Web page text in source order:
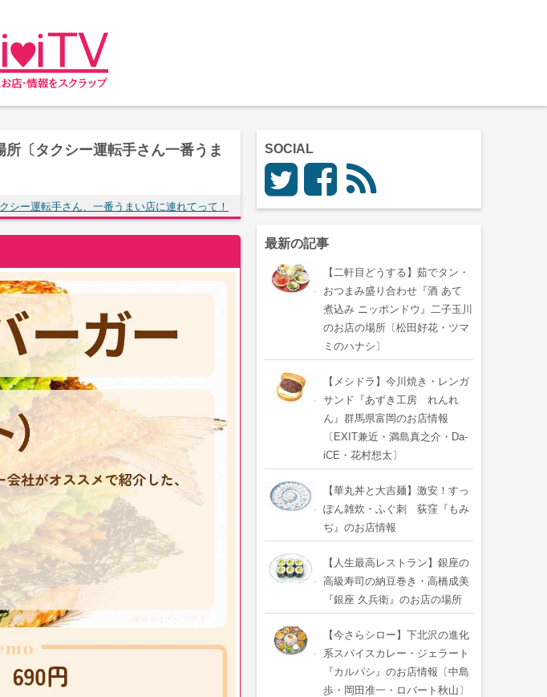
〔タクシー運転手さん一番うま
シー運転手さん、一番うまい店に連れてって！
SOCIAL
最新の記事
【二軒目どうする】茹でタン・
おつまみ盛り合わせ『酒 あて
煮込み ニッポンドウ』二子玉川
のお店の場所〔松田好花・ツマ
ミのハナシ〕
【メシドラ】今川焼き・レンガ
サンド『あずき工房 れんれ
ん』群馬県富岡のお店情報
〔EXIT兼近・満島真之介・Da-
iCE・花村想太〕
【華丸丼と大吉麺】激安！すっ
ぽん雑炊・ふぐ刺 荻窪『もみ
ぢ』のお店情報
【人生最高レストラン】銀座の
高級寿司の納豆巻き・高橋成美
『銀座 久兵衛』のお店の場所
【今さらシロー】下北沢の進化
系スパイスカレー・ジェラート
『カルパシ』のお店情報〔中島
歩・岡田准一・ロバート秋山〕